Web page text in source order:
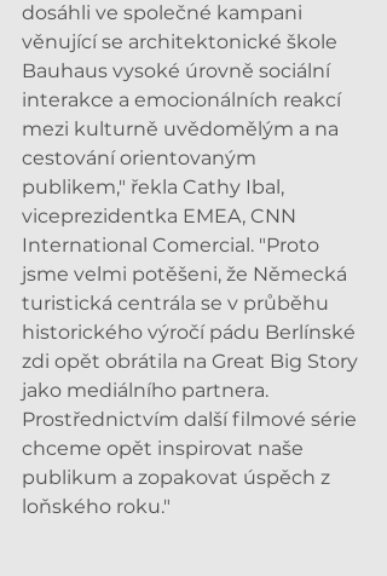
dosáhli ve společné kampani
věnující se architektonické škole
Bauhaus vysoké úrovně sociální
interakce a emocionálních reakcí
mezi kulturně uvědomělým a na
cestování orientovaným
publikem," řekla Cathy Ibal,
viceprezidentka EMEA, CNN
International Comercial. "Proto
jsme velmi potěšeni, že Německá
turistická centrála se v průběhu
historického výročí pádu Berlínské
zdi opět obrátila na Great Big Story
jako mediálního partnera.
Prostřednictvím další filmové série
chceme opět inspirovat naše
publikum a zopakovat úspěch z
loňského roku."